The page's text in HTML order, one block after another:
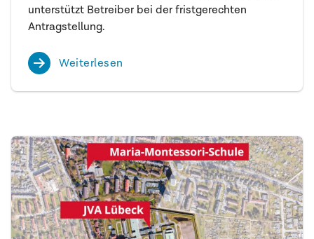
unterstützt Betreiber bei der fristgerechten
Antragstellung.
Weiterlesen